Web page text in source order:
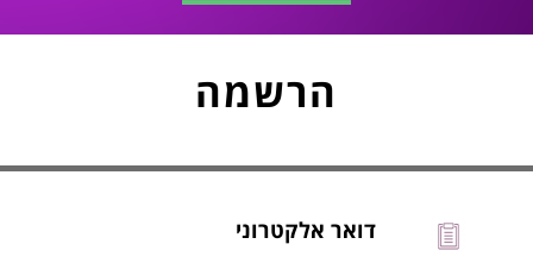
הרשמה
דואר אלקטרוני